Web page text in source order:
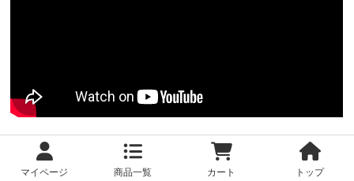
マイページ 商品一覧 カート トップ